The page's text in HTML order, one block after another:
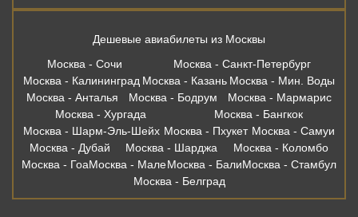
Дешевые авиабилеты из Москвы
Москва - Сочи
Москва - Санкт-Петербург
Москва - Калининград Москва - Казань Москва - Мин. Воды
Москва - Анталья
Москва - Бодрум
Москва - Мармарис
Москва - Хургада
Москва - Бангкок
Москва - Шарм-Эль-Шейх Москва - Пхукет Москва - Самуи
Москва - Дубай
Москва - Шарджа
Москва - Коломбо
Москва - ГоаМосква - МалеМосква - БалиМосква - Стамбул
Москва - Белград